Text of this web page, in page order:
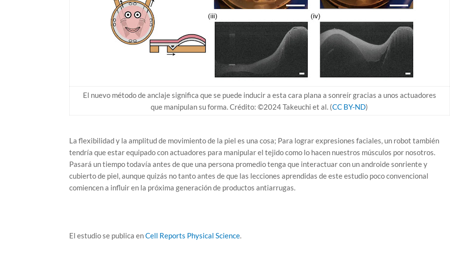
El nuevo método de anclaje significa que se puede inducir a esta cara plana a sonreír gracias a unos actuadores
que manipulan su forma. Crédito: ©2024 Takeuchi et al. (CC BY-ND)
La flexibilidad y la amplitud de movimiento de la piel es una cosa; Para lograr expresiones faciales, un robot también
tendría que estar equipado con actuadores para manipular el tejido como lo hacen nuestros músculos por nosotros.
Pasará un tiempo todavía antes de que una persona promedio tenga que interactuar con un androide sonriente y
cubierto de piel, aunque quizás no tanto antes de que las lecciones aprendidas de este estudio poco convencional
comiencen a influir en la próxima generación de productos antiarrugas.
El estudio se publica enCell Reports Physical Science.